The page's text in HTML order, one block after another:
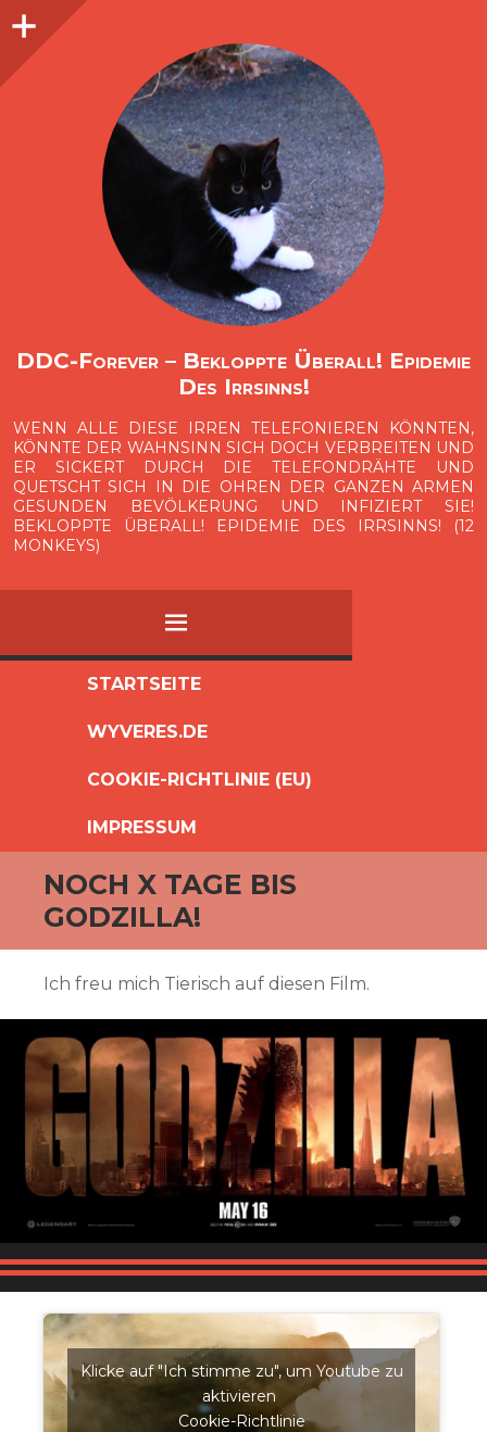
O
p
e
n
i
d
e
b
a
DDC-Forever – Bekloppte Überall! Epidemie
Des Irrsinns!
WENN ALLE DIESE IRREN TELEFONIEREN KÖNNTEN,
KÖNNTE DER WAHNSINN SICH DOCH VERBREITEN UND
ER SICKERT DURCH DIE TELEFONDRÄHTE UND
QUETSCHT SICH IN DIE OHREN DER GANZEN ARMEN
GESUNDEN BEVÖLKERUNG UND INFIZIERT SIE!
BEKLOPPTE ÜBERALL! EPIDEMIE DES IRRSINNS! (12
MONKEYS)
MENÜ
SPRINGEN
STARTSEITE
WYVERES.DE
COOKIE-RICHTLINIE (EU)
IMPRESSUM
Seitenleiste
NOCH X TAGE BIS
GODZILLA!
Ich freu mich Tierisch auf diesen Film.
Klicke auf "Ich stimme zu", um Youtube zu
aktivieren
Cookie-Richtlinie